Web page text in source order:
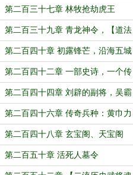
第二百三十七章 林牧抢劫虎王
第二百三十九章 青龙神令，【道法
兵种】！
第二百四十章 初露锋芒，沿海五城
第二百四十二章 一部史诗，一个传
奇！
第二百四十四章 刘辟的副将，吴霸
第二百四十六章 传奇兵种：黄巾力
士！
第二百四十八章 玄宝阁、天宝阁
（国庆节快乐！）
第二百五十章 活死人墓令